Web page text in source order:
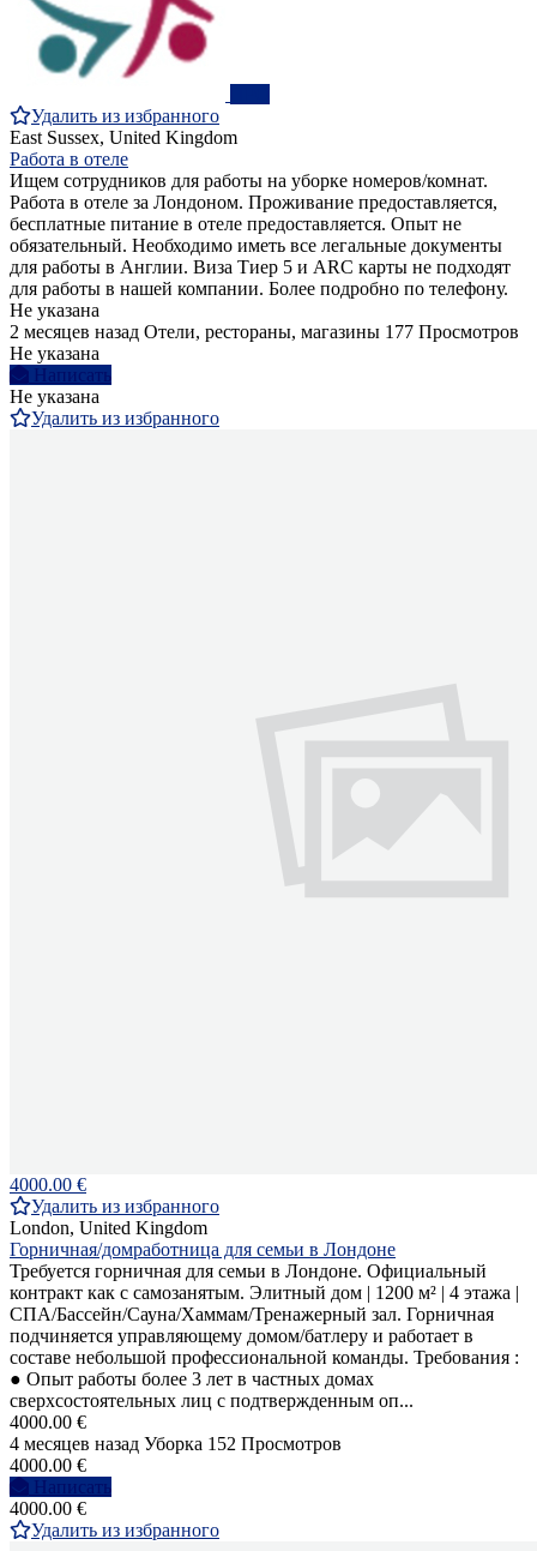
Удалить из избранного
East Sussex, United Kingdom
Работа в отеле
Ищем сотрудников для работы на уборке номеров/комнат.
Работа в отеле за Лондоном. Проживание предоставляется,
бесплатные питание в отеле предоставляется. Опыт не
обязательный. Необходимо иметь все легальные документы
для работы в Англии. Виза Тиер 5 и ARC карты не подходят
для работы в нашей компании. Более подробно по телефону.
Не указана
2 месяцев назад Отели, рестораны, магазины 177 Просмотров
Не указана
Написать
Не указана
Удалить из избранного
4000.00 €
Удалить из избранного
London, United Kingdom
Горничная/домработница для семьи в Лондоне
Требуется горничная для семьи в Лондоне. Официальный
контракт как с самозанятым. Элитный дом | 1200 м² | 4 этажа |
СПА/Бассейн/Сауна/Хаммам/Тренажерный зал. Горничная
подчиняется управляющему домом/батлеру и работает в
составе небольшой профессиональной команды. Требования :
● Опыт работы более 3 лет в частных домах
сверхсостоятельных лиц с подтвержденным оп...
4000.00 €
4 месяцев назад Уборка 152 Просмотров
4000.00 €
Написать
4000.00 €
Удалить из избранного